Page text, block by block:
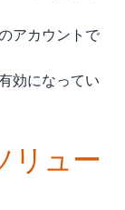
アカウントで
効になってい
リュー